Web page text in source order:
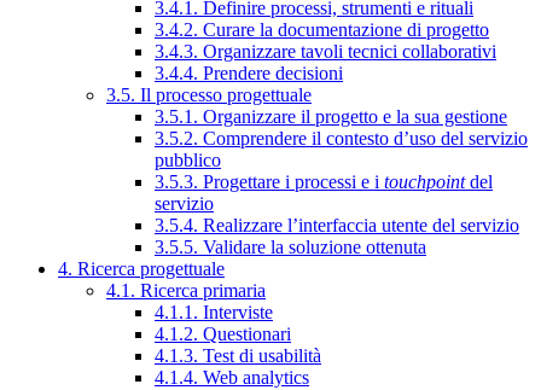
3.4.1. Definire processi, strumenti e rituali
3.4.2. Curare la documentazione di progetto
3.4.3. Organizzare tavoli tecnici collaborativi
3.4.4. Prendere decisioni
3.5. Il processo progettuale
3.5.1. Organizzare il progetto e la sua gestione
3.5.2. Comprendere il contesto d’uso del servizio
pubblico
3.5.3. Progettare i processi e i touchpointdel
servizio
3.5.4. Realizzare l’interfaccia utente del servizio
3.5.5. Validare la soluzione ottenuta
4. Ricerca progettuale
4.1. Ricerca primaria
4.1.1. Interviste
4.1.2. Questionari
4.1.3. Test di usabilità
4.1.4. Web analytics